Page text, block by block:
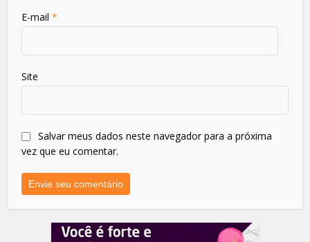
E-mail*
Site
Salvar meus dados neste navegador para a próxima
vez que eu comentar.